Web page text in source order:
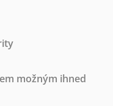
možným ihned